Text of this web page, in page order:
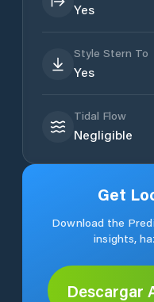
Yes
Style Stern To
Yes
Tidal Flow
Negligible
Get
Download the
insights,
Descargar